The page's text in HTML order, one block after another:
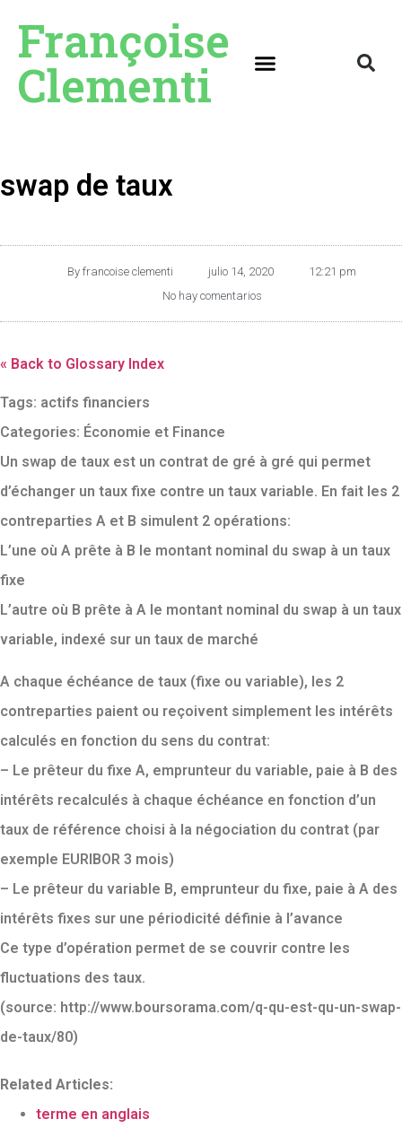
Françoise
Clementi
swap de taux
By francoise clementi julio 14, 2020
12:21 pm
No hay comentarios
« Back to Glossary Index
Tags: actifs financiers
Categories: Économie et Finance
Un swap de taux est un contrat de gré à gré qui permet
d’échanger un taux fixe contre un taux variable. En fait les 2
contreparties A et B simulent 2 opérations:
L’une où A prête à B le montant nominal du swap à un taux
fixe
L’autre où B prête à A le montant nominal du swap à un taux
variable, indexé sur un taux de marché
A chaque échéance de taux (fixe ou variable), les 2
contreparties paient ou reçoivent simplement les intérêts
calculés en fonction du sens du contrat:
– Le prêteur du fixe A, emprunteur du variable, paie à B des
intérêts recalculés à chaque échéance en fonction d’un
taux de référence choisi à la négociation du contrat (par
exemple EURIBOR 3 mois)
– Le prêteur du variable B, emprunteur du fixe, paie à A des
intérêts fixes sur une périodicité définie à l’avance
Ce type d’opération permet de se couvrir contre les
fluctuations des taux.
(source: http://www.boursorama.com/q-qu-est-qu-un-swap-
de-taux/80)
Related Articles:
terme en anglais